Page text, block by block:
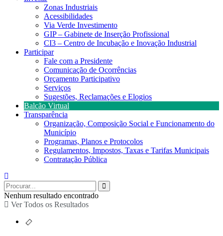
Zonas Industriais
Acessibilidades
Via Verde Investimento
GIP – Gabinete de Inserção Profissional
CI3 – Centro de Incubação e Inovação Industrial
Participar
Fale com a Presidente
Comunicação de Ocorrências
Orçamento Participativo
Serviços
Sugestões, Reclamações e Elogios
Balcão Virtual
Transparência
Organização, Composição Social e Funcionamento do
Município
Programas, Planos e Protocolos
Regulamentos, Impostos, Taxas e Tarifas Municipais
Contratação Pública
Nenhum resultado encontrado
Ver Todos os Resultados